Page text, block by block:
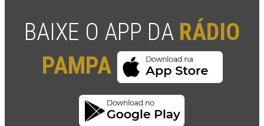
BAIXE O APP DA RÁDIO
PAMPA